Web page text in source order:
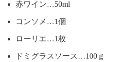
赤ワイン…50ml
コンソメ…1個
ローリエ…1枚
ドミグラスソース…100ｇ